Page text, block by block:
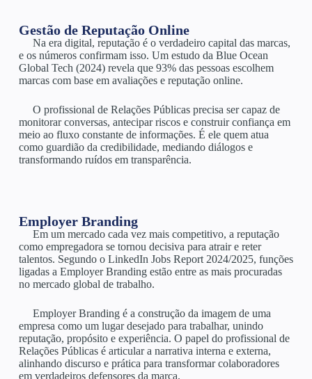
Gestão de Reputação Online
Na era digital, reputação é o verdadeiro capital das marcas,
e os números confirmam isso. Um estudo da Blue Ocean
Global Tech (2024) revela que 93% das pessoas escolhem
marcas com base em avaliações e reputação online.
O profissional de Relações Públicas precisa ser capaz de
monitorar conversas, antecipar riscos e construir confiança em
meio ao fluxo constante de informações. É ele quem atua
como guardião da credibilidade, mediando diálogos e
transformando ruídos em transparência.
Employer Branding
Em um mercado cada vez mais competitivo, a reputação
como empregadora se tornou decisiva para atrair e reter
talentos. Segundo o LinkedIn Jobs Report 2024/2025, funções
ligadas a Employer Branding estão entre as mais procuradas
no mercado global de trabalho.
Employer Branding é a construção da imagem de uma
empresa como um lugar desejado para trabalhar, unindo
reputação, propósito e experiência. O papel do profissional de
Relações Públicas é articular a narrativa interna e externa,
alinhando discurso e prática para transformar colaboradores
em verdadeiros defensores da marca.